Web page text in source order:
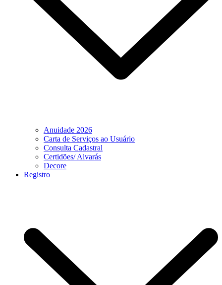
Anuidade 2026
Carta de Serviços ao Usuário
Consulta Cadastral
Certidões/ Alvarás
Decore
Registro